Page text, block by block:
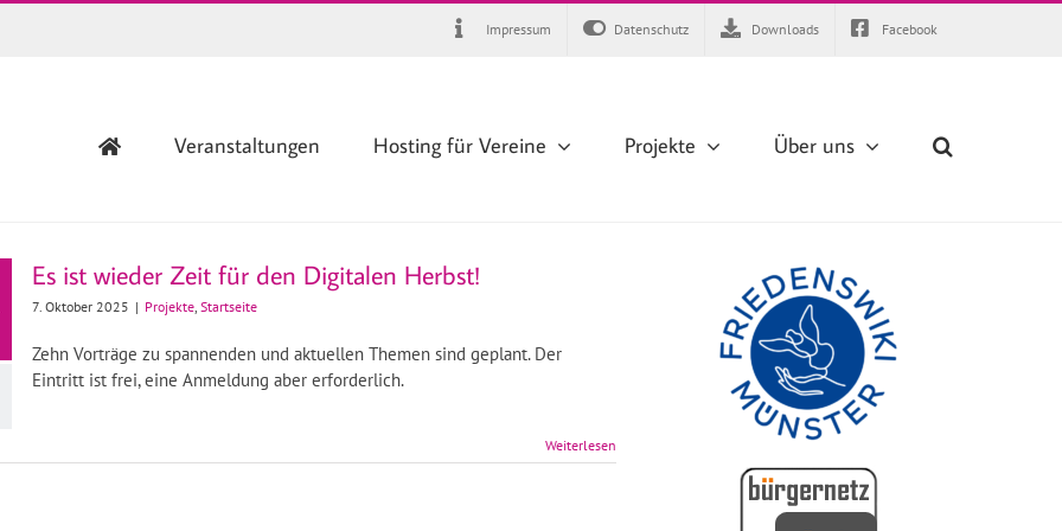
Impressum Datenschutz Downloads Facebook
Veranstaltungen Hosting für Vereine Projekte Über uns
Es ist wieder Zeit für den Digitalen Herbst!
7. Oktober 2025 | Projekte, Startseite
Zehn Vorträge zu spannenden und aktuellen Themen sind geplant. Der
Eintritt ist frei, eine Anmeldung aber erforderlich.
Weiterlesen